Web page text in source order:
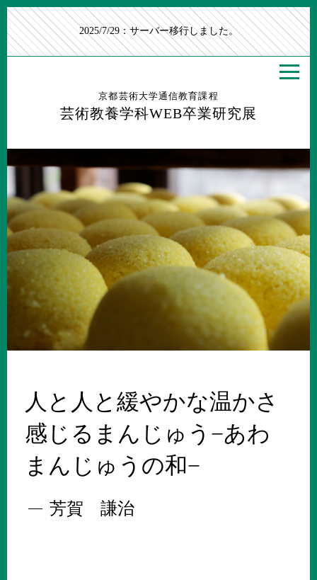
2025/7/29：サーバー移行しました。
京都芸術大学通信教育課程
芸術教養学科WEB卒業研究展
人と人と緩やかな温かさ
感じるまんじゅう−あわ
まんじゅうの和−
芳賀 謙治